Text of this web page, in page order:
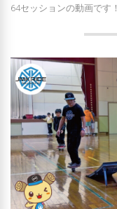
64セッションの動画です！